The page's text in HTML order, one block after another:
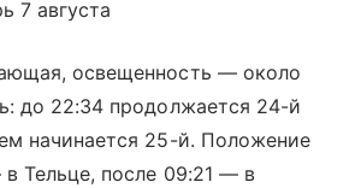
7 августа
освещенность — около
до 22:34 продолжается 24-й
начинается 25-й. Положение
Тельце, после 09:21 — в